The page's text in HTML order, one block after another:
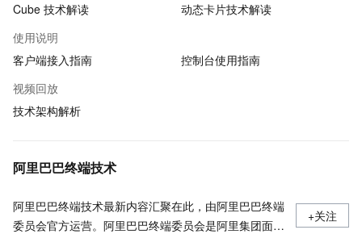
Cube 技术解读
动态卡片技术解读
使用说明
客户端接入指南
控制台使用指南
视频回放
技术架构解析
阿里巴巴终端技术
阿里巴巴终端技术最新内容汇聚在此，由阿里巴巴终端
委员会官方运营。阿里巴巴终端委员会是阿里集团面向
+关注